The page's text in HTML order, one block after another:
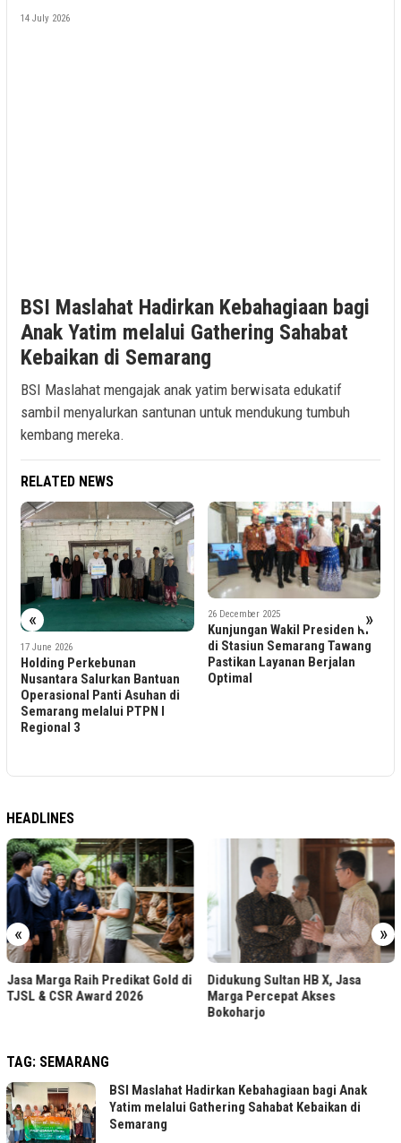
14 July 2026
BSI Maslahat Hadirkan Kebahagiaan bagi
Anak Yatim melalui Gathering Sahabat
Kebaikan di Semarang
BSI Maslahat mengajak anak yatim berwisata edukatif
sambil menyalurkan santunan untuk mendukung tumbuh
kembang mereka.
RELATED NEWS
« »
26 December 2025
Kunjungan Wakil Presiden RI
di Stasiun Semarang Tawang
Pastikan Layanan Berjalan
Optimal
14 July 2025
KAI Wisata Hadirkan
Perjalanan Perdana Kereta
Wisata Uap “Baru Klinthing”
Disambut Antusias Total 448
HEADLINES
« »
Didukung Sultan HB X, Jasa
Marga Percepat Akses
Dollar Cost Averaging, Strategi
Investasi Bertahap bagi Pemula
TAG: SEMARANG
BSI Maslahat Hadirkan Kebahagiaan bagi Anak
Yatim melalui Gathering Sahabat Kebaikan di
Semarang